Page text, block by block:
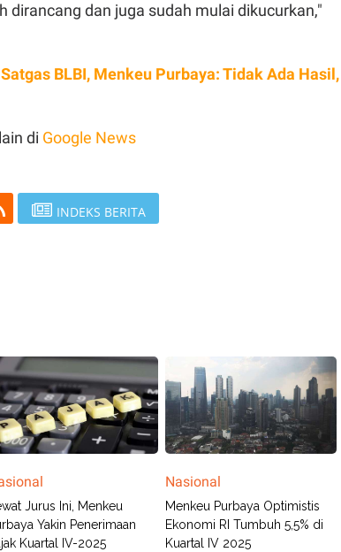
dirancang dan juga sudah mulai dikucurkan,"
BLBI, Menkeu Purbaya: Tidak Ada Hasil,
di Google News
INDEKS BERITA
Jurus Ini, Menkeu
Yakin Penerimaan
Kuartal IV-2025
Nasional
Menkeu Purbaya Optimistis
Ekonomi RI Tumbuh 5,5% di
Kuartal IV 2025